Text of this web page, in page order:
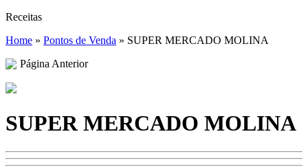
Receitas
Home » Pontos de Venda » SUPER MERCADO MOLINA
Página Anterior
SUPER MERCADO MOLINA